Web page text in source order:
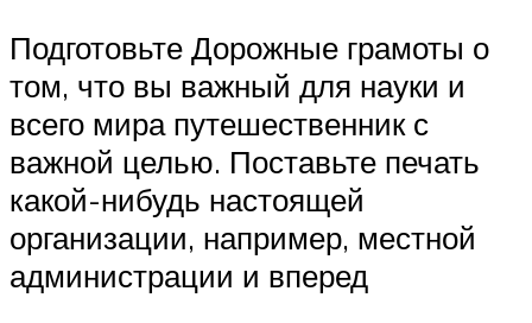
Подготовьте Дорожные грамоты о
том, что вы важный для науки и
всего мира путешественник с
важной целью. Поставьте печать
какой-нибудь настоящей
организации, например, местной
администрации и вперед